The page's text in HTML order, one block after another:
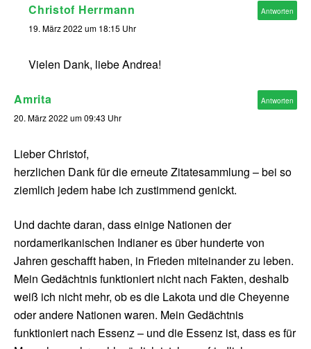
Christof Herrmann
19. März 2022 um 18:15 Uhr
Vielen Dank, liebe Andrea!
Antworten
Amrita
20. März 2022 um 09:43 Uhr
Lieber Christof,
herzlichen Dank für die erneute Zitatesammlung – bei so
ziemlich jedem habe ich zustimmend genickt.
Und dachte daran, dass einige Nationen der
nordamerikanischen Indianer es über hunderte von
Jahren geschafft haben, in Frieden miteinander zu leben.
Mein Gedächtnis funktioniert nicht nach Fakten, deshalb
weiß ich nicht mehr, ob es die Lakota und die Cheyenne
oder andere Nationen waren. Mein Gedächtnis
funktioniert nach Essenz – und die Essenz ist, dass es für
Antworten